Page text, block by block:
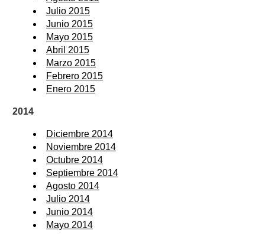
Julio 2015
Junio 2015
Mayo 2015
Abril 2015
Marzo 2015
Febrero 2015
Enero 2015
2014
Diciembre 2014
Noviembre 2014
Octubre 2014
Septiembre 2014
Agosto 2014
Julio 2014
Junio 2014
Mayo 2014